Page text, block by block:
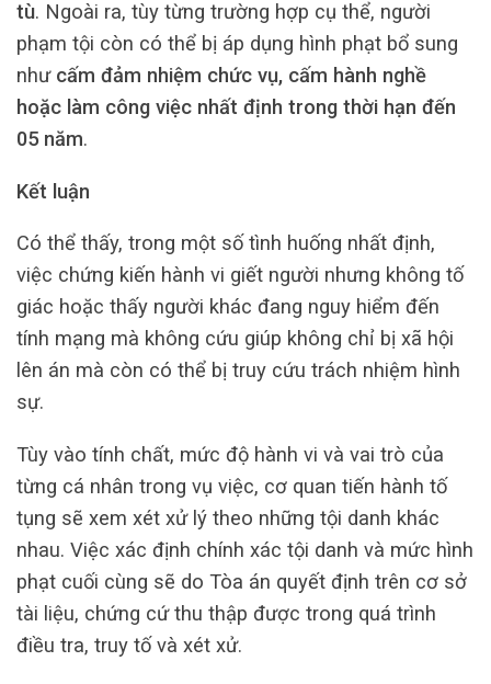
tù. Ngoài ra, tùy từng trường hợp cụ thể, người
phạm tội còn có thể bị áp dụng hình phạt bổ sung
như cấm đảm nhiệm chức vụ, cấm hành nghề
hoặc làm công việc nhất định trong thời hạn đến
05 năm.
Kết luận
Có thể thấy, trong một số tình huống nhất định,
việc chứng kiến hành vi giết người nhưng không tố
giác hoặc thấy người khác đang nguy hiểm đến
tính mạng mà không cứu giúp không chỉ bị xã hội
lên án mà còn có thể bị truy cứu trách nhiệm hình
sự.
Tùy vào tính chất, mức độ hành vi và vai trò của
từng cá nhân trong vụ việc, cơ quan tiến hành tố
tụng sẽ xem xét xử lý theo những tội danh khác
nhau. Việc xác định chính xác tội danh và mức hình
phạt cuối cùng sẽ do Tòa án quyết định trên cơ sở
tài liệu, chứng cứ thu thập được trong quá trình
điều tra, truy tố và xét xử.